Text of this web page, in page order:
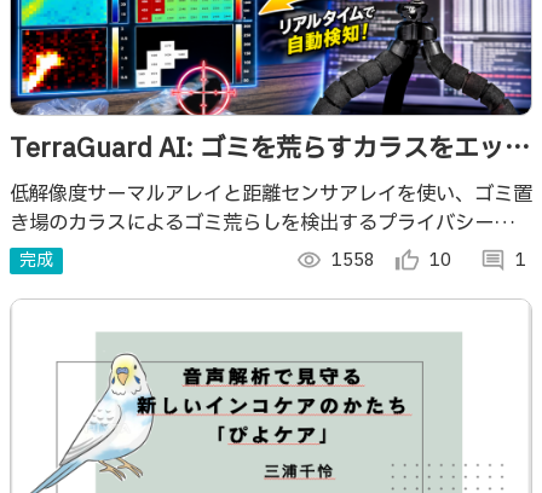
TerraGuard AI: ゴミを荒らすカラスをエッジ
AIで検出！
低解像度サーマルアレイと距離センサアレイを使い、ゴミ置
き場のカラスによるゴミ荒らしを検出するプライバシー配慮
型エッジAIシステム。NXP FRDM-MCXN947でエッジAI
やってみました！
完成 visibility 1558 thumb_up_alt 10 comment 1